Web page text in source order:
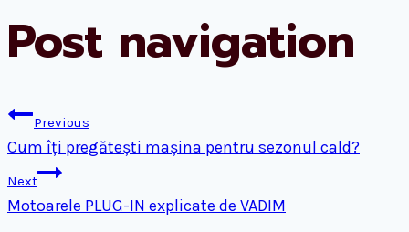
Post navigation
Previous
Cum îți pregătești mașina pentru sezonul cald?
Next
Motoarele PLUG-IN explicate de VADIM